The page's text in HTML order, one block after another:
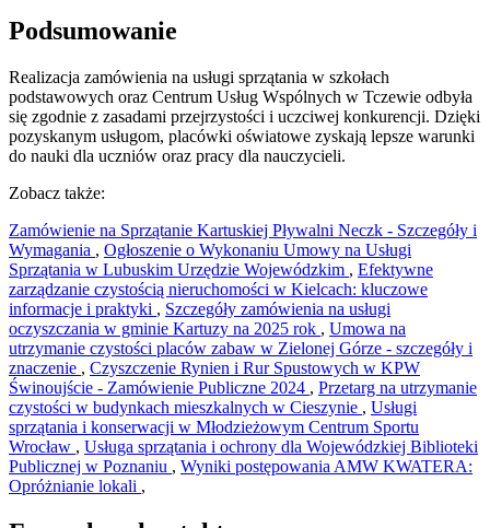
Podsumowanie
Realizacja zamówienia na usługi sprzątania w szkołach
podstawowych oraz Centrum Usług Wspólnych w Tczewie odbyła
się zgodnie z zasadami przejrzystości i uczciwej konkurencji. Dzięki
pozyskanym usługom, placówki oświatowe zyskają lepsze warunki
do nauki dla uczniów oraz pracy dla nauczycieli.
Zobacz także:
Zamówienie na Sprzątanie Kartuskiej Pływalni Neczk - Szczegóły i
Wymagania , Ogłoszenie o Wykonaniu Umowy na Usługi
Sprzątania w Lubuskim Urzędzie Wojewódzkim , Efektywne
zarządzanie czystością nieruchomości w Kielcach: kluczowe
informacje i praktyki , Szczegóły zamówienia na usługi
oczyszczania w gminie Kartuzy na 2025 rok , Umowa na
utrzymanie czystości placów zabaw w Zielonej Górze - szczegóły i
znaczenie , Czyszczenie Rynien i Rur Spustowych w KPW
Świnoujście - Zamówienie Publiczne 2024 , Przetarg na utrzymanie
czystości w budynkach mieszkalnych w Cieszynie , Usługi
sprzątania i konserwacji w Młodzieżowym Centrum Sportu
Wrocław , Usługa sprzątania i ochrony dla Wojewódzkiej Biblioteki
Publicznej w Poznaniu , Wyniki postępowania AMW KWATERA:
Opróżnianie lokali ,